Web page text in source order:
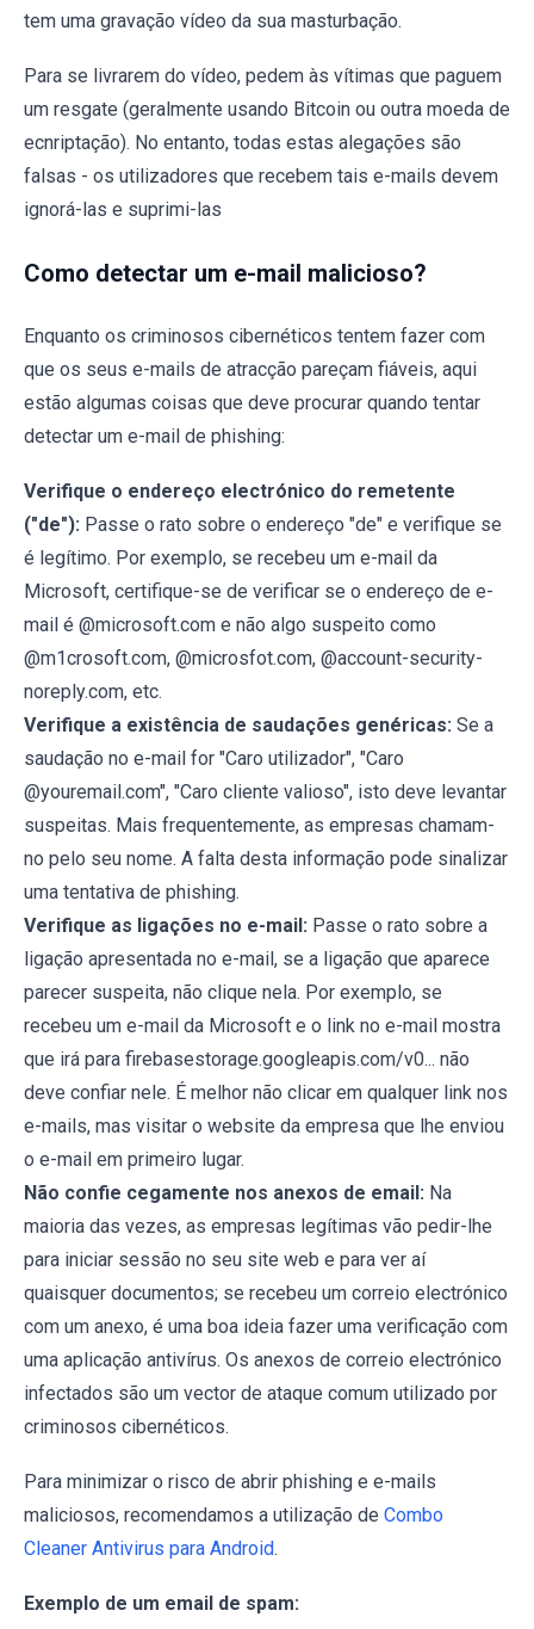
tem uma gravação vídeo da sua masturbação.
Para se livrarem do vídeo, pedem às vítimas que paguem
um resgate (geralmente usando Bitcoin ou outra moeda de
ecnriptação). No entanto, todas estas alegações são
falsas - os utilizadores que recebem tais e-mails devem
ignorá-las e suprimi-las
Como detectar um e-mail malicioso?
Enquanto os criminosos cibernéticos tentem fazer com
que os seus e-mails de atracção pareçam fiáveis, aqui
estão algumas coisas que deve procurar quando tentar
detectar um e-mail de phishing:
Verifique o endereço electrónico do remetente
("de"): Passe o rato sobre o endereço "de" e verifique se
é legítimo. Por exemplo, se recebeu um e-mail da
Microsoft, certifique-se de verificar se o endereço de e-
mail é @microsoft.com e não algo suspeito como
@m1crosoft.com, @microsfot.com, @account-security-
noreply.com, etc.
Verifique a existência de saudações genéricas: Se a
saudação no e-mail for "Caro utilizador", "Caro
@youremail.com", "Caro cliente valioso", isto deve levantar
suspeitas. Mais frequentemente, as empresas chamam-
no pelo seu nome. A falta desta informação pode sinalizar
uma tentativa de phishing.
Verifique as ligações no e-mail: Passe o rato sobre a
ligação apresentada no e-mail, se a ligação que aparece
parecer suspeita, não clique nela. Por exemplo, se
recebeu um e-mail da Microsoft e o link no e-mail mostra
que irá para firebasestorage.googleapis.com/v0... não
deve confiar nele. É melhor não clicar em qualquer link nos
e-mails, mas visitar o website da empresa que lhe enviou
o e-mail em primeiro lugar.
Não confie cegamente nos anexos de email: Na
maioria das vezes, as empresas legítimas vão pedir-lhe
para iniciar sessão no seu site web e para ver aí
quaisquer documentos; se recebeu um correio electrónico
com um anexo, é uma boa ideia fazer uma verificação com
uma aplicação antivírus. Os anexos de correio electrónico
infectados são um vector de ataque comum utilizado por
criminosos cibernéticos.
Para minimizar o risco de abrir phishing e e-mails
maliciosos, recomendamos a utilização de Combo
Cleaner Antivirus para Android.
Exemplo de um email de spam: